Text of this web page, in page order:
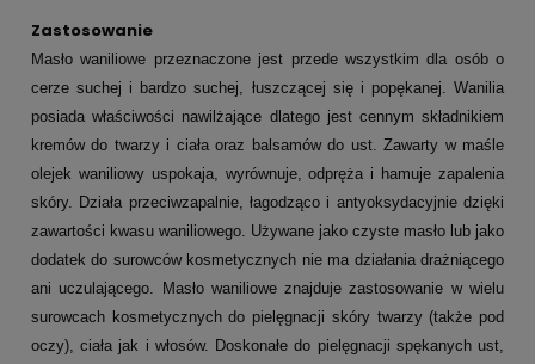
Zastosowanie
Masło waniliowe przeznaczone jest przede wszystkim dla osób o
cerze suchej i bardzo suchej, łuszczącej się i popękanej. Wanilia
posiada właściwości nawilżające dlatego jest cennym składnikiem
kremów do twarzy i ciała oraz balsamów do ust. Zawarty w maśle
olejek waniliowy uspokaja, wyrównuje, odpręża i hamuje zapalenia
skóry. Działa przeciwzapalnie, łagodząco i antyoksydacyjnie dzięki
zawartości kwasu waniliowego. Używane jako czyste masło lub jako
dodatek do surowców kosmetycznych nie ma działania drażniącego
ani uczulającego. Masło waniliowe znajduje zastosowanie w wielu
surowcach kosmetycznych do pielęgnacji skóry twarzy (także pod
oczy), ciała jak i włosów. Doskonałe do pielęgnacji spękanych ust,